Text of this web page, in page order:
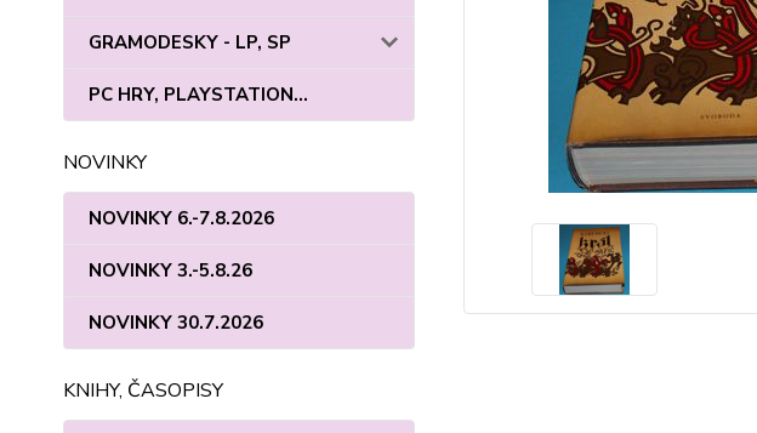
GRAMODESKY - LP, SP
PC HRY, PLAYSTATION...
NOVINKY
NOVINKY 6.-7.8.2026
NOVINKY 3.-5.8.26
NOVINKY 30.7.2026
KNIHY, ČASOPISY